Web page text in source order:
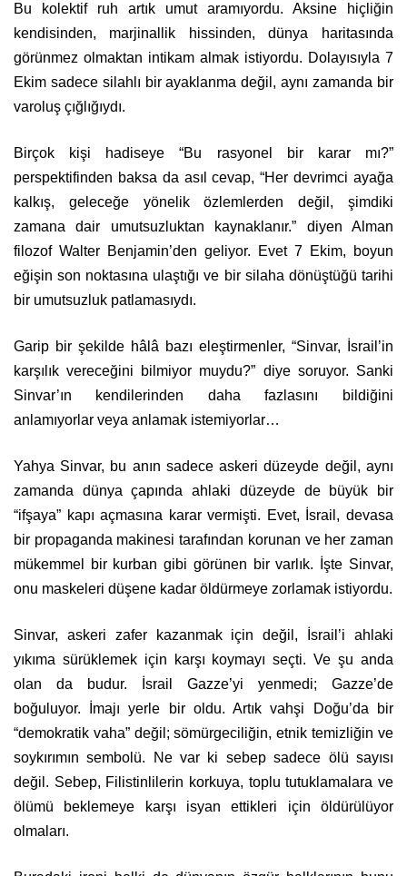
Bu kolektif ruh artık umut aramıyordu. Aksine hiçliğin
kendisinden, marjinallik hissinden, dünya haritasında
görünmez olmaktan intikam almak istiyordu. Dolayısıyla 7
Ekim sadece silahlı bir ayaklanma değil, aynı zamanda bir
varoluş çığlığıydı.
Birçok kişi hadiseye “Bu rasyonel bir karar mı?”
perspektifinden baksa da asıl cevap, “Her devrimci ayağa
kalkış, geleceğe yönelik özlemlerden değil, şimdiki
zamana dair umutsuzluktan kaynaklanır.” diyen Alman
filozof Walter Benjamin’den geliyor. Evet 7 Ekim, boyun
eğişin son noktasına ulaştığı ve bir silaha dönüştüğü tarihi
bir umutsuzluk patlamasıydı.
Garip bir şekilde hâlâ bazı eleştirmenler, “Sinvar, İsrail’in
karşılık vereceğini bilmiyor muydu?” diye soruyor. Sanki
Sinvar’ın kendilerinden daha fazlasını bildiğini
anlamıyorlar veya anlamak istemiyorlar…
Yahya Sinvar, bu anın sadece askeri düzeyde değil, aynı
zamanda dünya çapında ahlaki düzeyde de büyük bir
“ifşaya” kapı açmasına karar vermişti. Evet, İsrail, devasa
bir propaganda makinesi tarafından korunan ve her zaman
mükemmel bir kurban gibi görünen bir varlık. İşte Sinvar,
onu maskeleri düşene kadar öldürmeye zorlamak istiyordu.
Sinvar, askeri zafer kazanmak için değil, İsrail’i ahlaki
yıkıma sürüklemek için karşı koymayı seçti. Ve şu anda
olan da budur. İsrail Gazze’yi yenmedi; Gazze’de
boğuluyor. İmajı yerle bir oldu. Artık vahşi Doğu’da bir
“demokratik vaha” değil; sömürgeciliğin, etnik temizliğin ve
soykırımın sembolü. Ne var ki sebep sadece ölü sayısı
değil. Sebep, Filistinlilerin korkuya, toplu tutuklamalara ve
ölümü beklemeye karşı isyan ettikleri için öldürülüyor
olmaları.